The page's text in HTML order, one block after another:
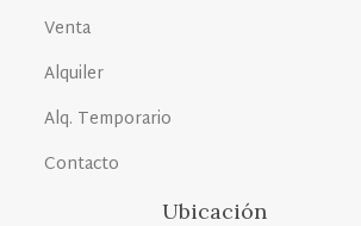
Venta
Alquiler
Alq. Temporario
Contacto
Ubicación